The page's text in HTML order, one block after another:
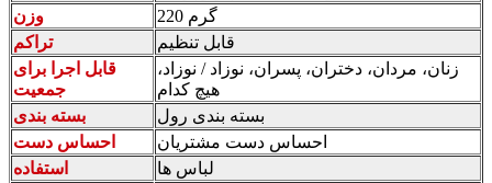
وزن
220 گرم
تراکم
قابل تنظیم
قابل اجرا برای
جمعیت
زنان، مردان، دختران، پسران، نوزاد / نوزاد،
هیچ کدام
بسته بندی
بسته بندی رول
احساس دست
احساس دست مشتریان
استفاده
لباس ها